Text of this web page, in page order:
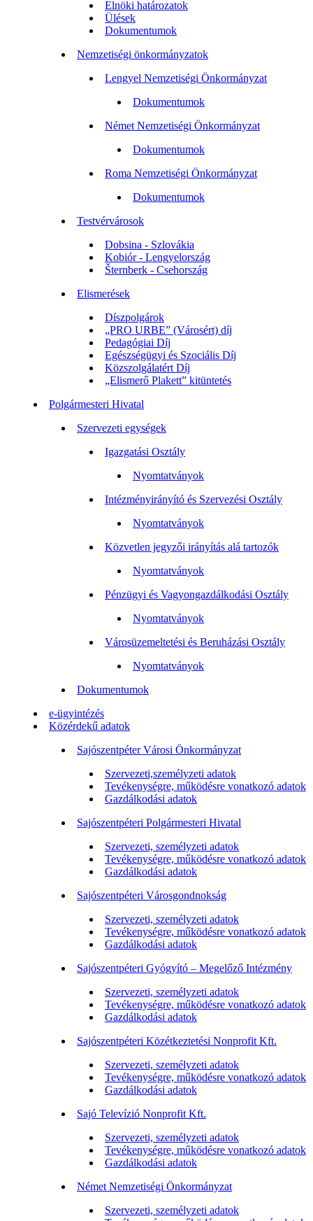
Elnöki határozatok
Ülések
Dokumentumok
Nemzetiségi önkormányzatok
Lengyel Nemzetiségi Önkormányzat
Dokumentumok
Német Nemzetiségi Önkormányzat
Dokumentumok
Roma Nemzetiségi Önkormányzat
Dokumentumok
Testvérvárosok
Dobsina - Szlovákia
Kobiór - Lengyelország
Šternberk - Csehország
Elismerések
Díszpolgárok
„PRO URBE” (Városért) díj
Pedagógiai Díj
Egészségügyi és Szociális Díj
Közszolgálatért Díj
„Elismerő Plakett” kitüntetés
Polgármesteri Hivatal
Szervezeti egységek
Igazgatási Osztály
Nyomtatványok
Intézményirányító és Szervezési Osztály
Nyomtatványok
Közvetlen jegyzői irányítás alá tartozók
Nyomtatványok
Pénzügyi és Vagyongazdálkodási Osztály
Nyomtatványok
Városüzemeltetési és Beruházási Osztály
Nyomtatványok
Dokumentumok
e-ügyintézés
Közérdekű adatok
Sajószentpéter Városi Önkormányzat
Szervezeti,személyzeti adatok
Tevékenységre, működésre vonatkozó adatok
Gazdálkodási adatok
Sajószentpéteri Polgármesteri Hivatal
Szervezeti, személyzeti adatok
Tevékenységre, működésre vonatkozó adatok
Gazdálkodási adatok
Sajószentpéteri Városgondnokság
Szervezeti, személyzeti adatok
Tevékenységre, működésre vonatkozó adatok
Gazdálkodási adatok
Sajószentpéteri Gyógyító – Megelőző Intézmény
Szervezeti, személyzeti adatok
Tevékenységre, működésre vonatkozó adatok
Gazdálkodási adatok
Sajószentpéteri Közétkeztetési Nonprofit Kft.
Szervezeti, személyzeti adatok
Tevékenységre, működésre vonatkozó adatok
Gazdálkodási adatok
Sajó Televízió Nonprofit Kft.
Szervezeti, személyzeti adatok
Tevékenységre, működésre vonatkozó adatok
Gazdálkodási adatok
Német Nemzetiségi Önkormányzat
Szervezeti, személyzeti adatok